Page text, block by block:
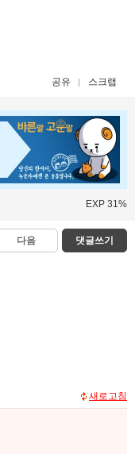
공유 스크랩
EXP 31%
다음 댓글쓰기
새로고침